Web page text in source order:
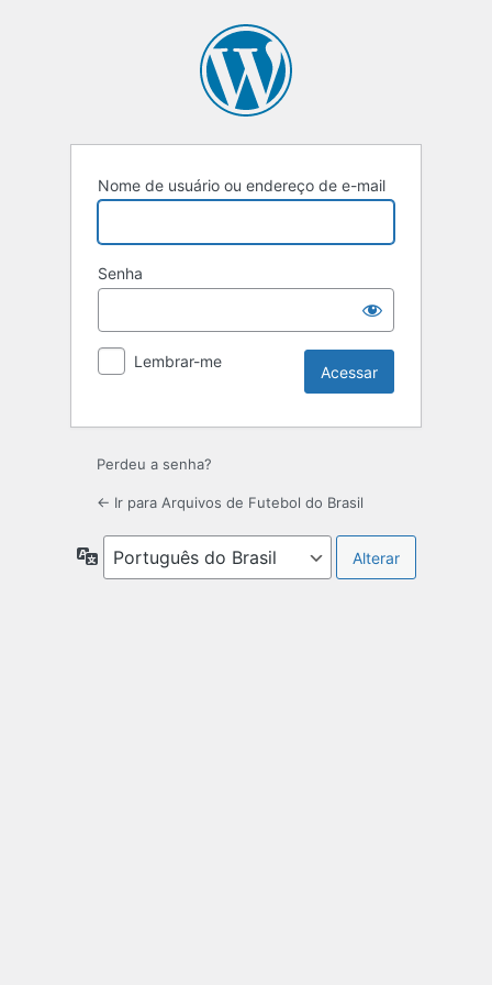
Nome de usuário ou endereço de e-mail
Senha
Lembrar-me
Perdeu a senha?
← Ir para Arquivos de Futebol do Brasil
Idioma